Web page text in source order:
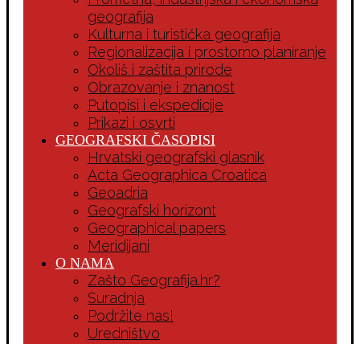
geografija
Kulturna i turistička geografija
Regionalizacija i prostorno planiranje
Okoliš i zaštita prirode
Obrazovanje i znanost
Putopisi i ekspedicije
Prikazi i osvrti
GEOGRAFSKI ČASOPISI
Hrvatski geografski glasnik
Acta Geographica Croatica
Geoadria
Geografski horizont
Geographical papers
Meridijani
O NAMA
Zašto Geografija.hr?
Suradnja
Podržite nas!
Uredništvo